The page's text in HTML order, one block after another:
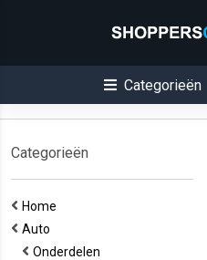
Categorieën
Categorieën
Home
Auto
Onderdelen